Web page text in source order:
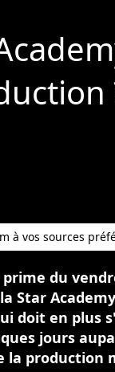
à vos sources
du
Star
doit en plus
jours
la production